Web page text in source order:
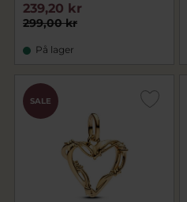
299,00 kr
239,20 kr
På lager
SALE